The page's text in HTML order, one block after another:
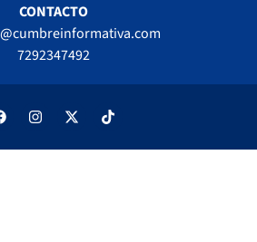
CONTACTO
7292347492